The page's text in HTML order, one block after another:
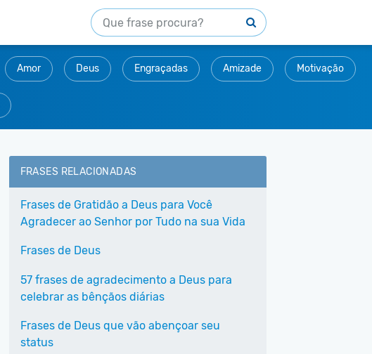
Amor Deus Engraçadas Amizade Motivação
FRASES RELACIONADAS
Frases de Gratidão a Deus para Você
Agradecer ao Senhor por Tudo na sua Vida
Frases de Deus
57 frases de agradecimento a Deus para
celebrar as bênçãos diárias
Frases de Deus que vão abençoar seu
status